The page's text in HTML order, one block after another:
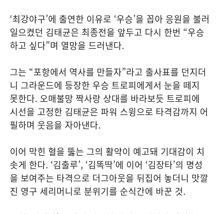
‘최강야구’에 출연한 이유로 ‘우승’을 꼽아 응원을 불러
일으켰던 김태균은 최종전을 앞두고 다시 한번 “우승
하고 싶다”며 열망을 드러낸다.
그는 “포항에서 역사를 만들자”라고 출사표를 던지더
니 그라운드에 등장한 우승 트로피에게서 눈을 떼지
못한다. 오매불망 짝사랑 상대를 바라보듯 트로피에
시선을 고정한 김태균은 파워 스윙으로 타격감까지 어
필하며 웃음을 자아낸다.
이어 막힌 혈을 뚫는 그의 활약이 예고돼 기대감이 치
솟게 한다. ‘김출루’, ‘김똑딱’에 이어 ‘김장타’의 명성
을 보여주는 타격으로 더그아웃을 뒤집어 놓더니 맛깔
진 영구 세리머니로 분위기를 순식간에 바꾼 것.